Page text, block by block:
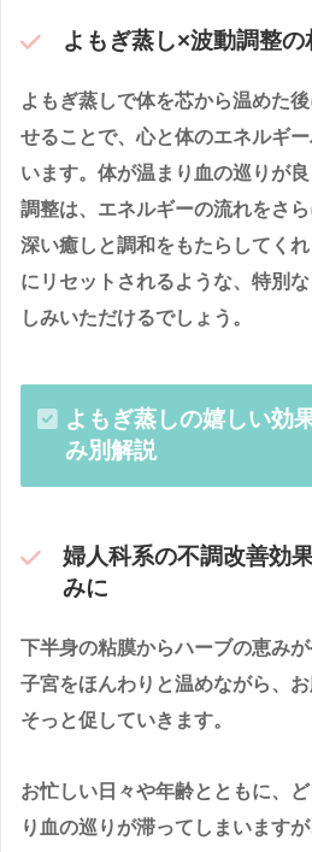
よもぎ蒸し×波動調整の
よもぎ蒸しで体を芯から温めた
せることで、心と体のエネルギ
います。体が温まり血の巡りが
調整は、エネルギーの流れをさ
深い癒しと調和をもたらしてく
にリセットされるような、特別
しみいただけるでしょう。
よもぎ蒸しの嬉しい効
み別解説
婦人科系の不調改善効
みに
下半身の粘膜からハーブの恵みが
子宮をほんわりと温めながら、
そっと促していきます。
お忙しい日々や年齢とともに、
り血の巡りが滞ってしまいます